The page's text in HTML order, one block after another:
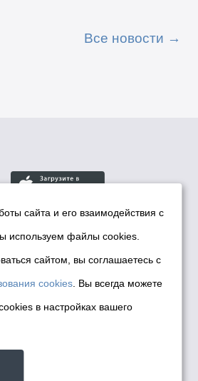
Все новости
политики мэрии
2026
Cookies
персональных
системах
сайта -
сайта и его взаимодействия с
используем файлы cookies.
сайтом, вы соглашаетесь с
cookies . Вы всегда можете
в настройках вашего